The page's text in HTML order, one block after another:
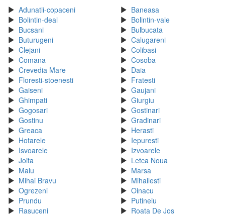
Adunatii-copaceni
Baneasa
Bolintin-deal
Bolintin-vale
Bucsani
Bulbucata
Buturugeni
Calugareni
Clejani
Colibasi
Comana
Cosoba
Crevedia Mare
Daia
Floresti-stoenesti
Fratesti
Gaiseni
Gaujani
Ghimpati
Giurgiu
Gogosari
Gostinari
Gostinu
Gradinari
Greaca
Herasti
Hotarele
Iepuresti
Isvoarele
Izvoarele
Joita
Letca Noua
Malu
Marsa
Mihai Bravu
Mihailesti
Ogrezeni
Oinacu
Prundu
Putineiu
Rasuceni
Roata De Jos